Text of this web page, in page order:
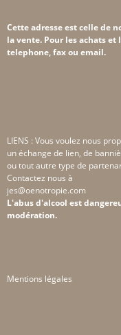
Cette adresse est celle de
la vente. Pour les achats
telephone, fax ou email.
LIENS : Vous voulez nous
un échange de lien, de
ou tout autre type de
Contactez nous à
jes@oenotropie.com
L'abus d'alcool est
modération.
Mentions légales